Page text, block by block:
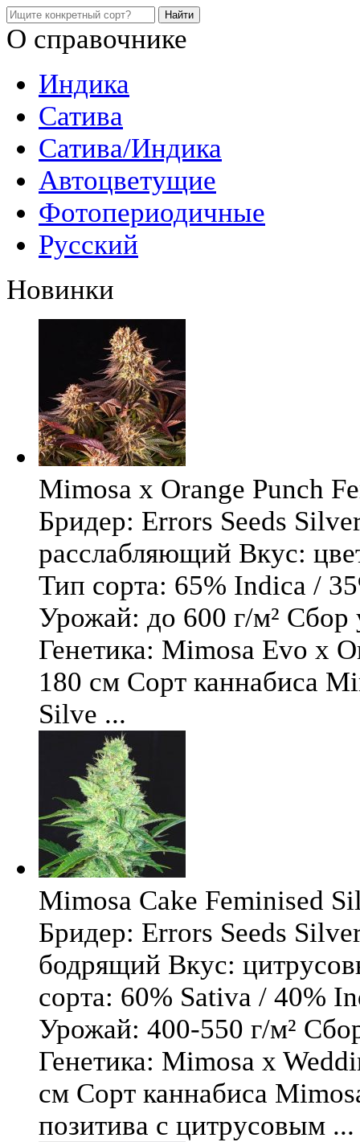
О справочнике
Индика
Сатива
Сатива/Индика
Автоцветущие
Фотопериодичные
Русский
Новинки
Mimosa x Orange Punch
Бридер: Errors Seeds
расслабляющий Вкус:
Тип сорта: 65% Indica /
Урожай: до 600 г/м² Сбор
Генетика: Mimosa Evo x
180 см Сорт каннабиса
Silve ...
Mimosa Cake Feminised
Бридер: Errors Seeds
бодрящий Вкус:
сорта: 60% Sativa / 40%
Урожай: 400-550 г/м²
Генетика: Mimosa x
см Сорт каннабиса
позитива с цитрусовым ...